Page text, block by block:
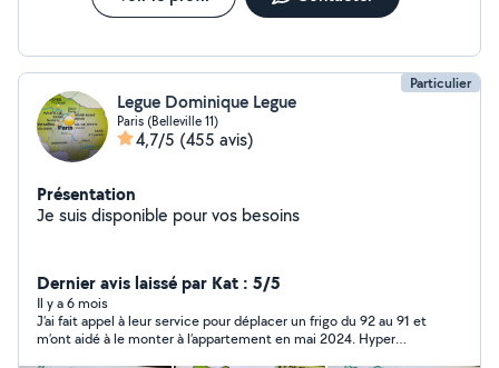
Particulier
Legue Dominique Legue
Paris (Belleville 11)
4,7/5 (455 avis)
Présentation
Je suis disponible pour vos besoins
Dernier avis laissé par Kat : 5/5
Il y a 6 mois
J’ai fait appel à leur service pour déplacer un frigo du 92 au 91 et
m’ont aidé à le monter à l’appartement en mai 2024. Hyper